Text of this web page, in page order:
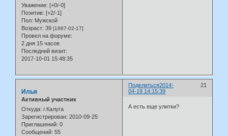
Уважение: [+0/-0]
Позитив: [+2/-1]
Пол: Мужской
Возраст: 39 [1987-02-17]
Провел на форуме:
2 дня 15 часов
Последний визит:
2017-10-01 15:48:35
Поделиться 21
2014-
04-19 14:15:39
Илья
Активный участник
Откуда: г.Калуга
Зарегистрирован: 2010-09-25
Приглашений: 0
Сообщений: 55
А есть еще улитки?